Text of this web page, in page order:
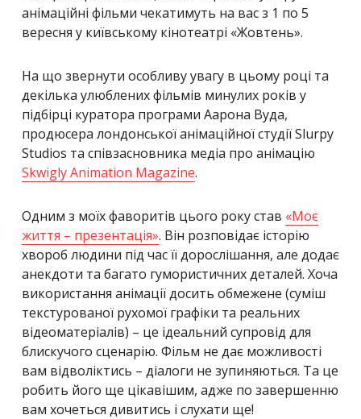
анімаційні фільми чекатимуть на вас з 1 по 5
вересня у київському кінотеатрі «Жовтень».
На що звернути особливу увагу в цьому році та
декілька улюблених фільмів минулих років у
підбірці куратора програми Аарона Вуда,
продюсера лондонської анімаційної студії Slurpy
Studios та співзасновника медіа про анімацію
Skwigly Animation Magazine.
Одним з моїх фаворитів цього року став «Моє
життя – презентація». Він розповідає історію
хвороб людини під час її дорослішання, але додає
анекдоти та багато гумористичних деталей. Хоча
використання анімації досить обмежене (суміш
текстурованої рухомої графіки та реальних
відеоматеріалів) – це ідеальний супровід для
блискучого сценарію. Фільм не дає можливості
вам відволіктись – діалоги не зупиняються. Та це
робить його ще цікавішим, адже по завершенню
вам хочеться дивитись і слухати ще!